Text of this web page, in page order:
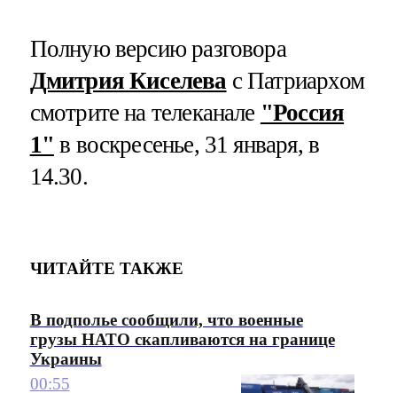
Полную версию разговора
Дмитрия Киселева с Патриархом
смотрите на телеканале "Россия
1" в воскресенье, 31 января, в
14.30.
ЧИТАЙТЕ ТАКЖЕ
В подполье сообщили, что военные
грузы НАТО скапливаются на границе
Украины
00:55